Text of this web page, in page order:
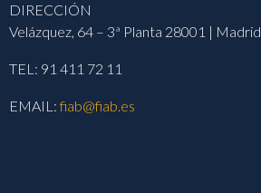
DIRECCIÓN
Velázquez, 64 – 3ª Planta 28001 | Madrid
TEL: 91 411 72 11
EMAIL:fiab@fiab.es